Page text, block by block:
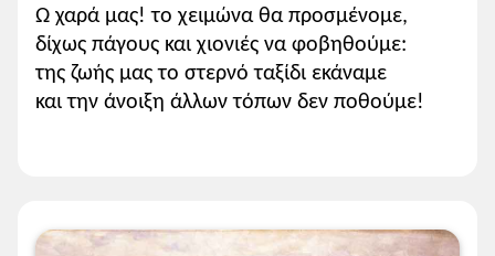
Ω χαρά μας! το χειμώνα θα προσμένομε,
δίχως πάγους και χιονιές να φοβηθούμε:
της ζωής μας το στερνό ταξίδι εκάναμε
και την άνοιξη άλλων τόπων δεν ποθούμε!